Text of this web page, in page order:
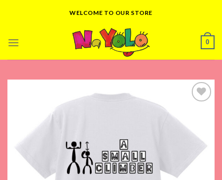
WELCOME TO OUR STORE
0
Add to
wishlist